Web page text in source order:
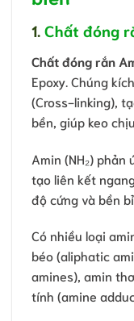
1. Chất đóng
Chất đóng rắn
Epoxy. Chúng
(Cross-linking),
bền, giúp keo
Amin (NH₂)
tạo liên kết
độ cứng và bền bỉ.
Có nhiều loại
béo (aliphatic
amines), amin
tính (amine